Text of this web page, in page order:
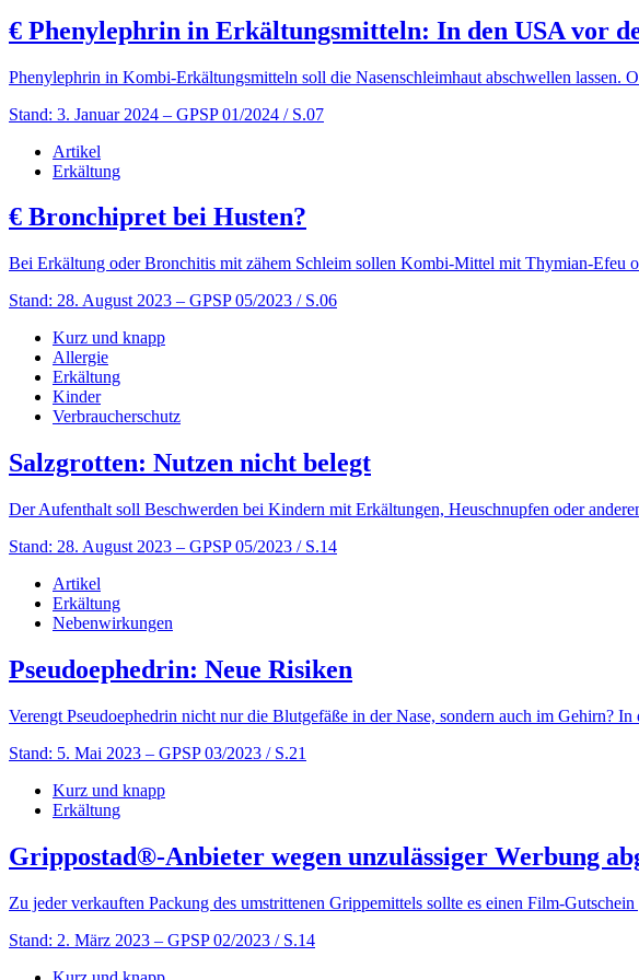
€ Phenylephrin in Erkältungsmitteln: In den USA vor
Phenylephrin in Kombi-Erkältungsmitteln soll die Nasenschleimhaut abschwellen lassen.
Stand: 3. Januar 2024 – GPSP 01/2024 / S.07
Artikel
Erkältung
€ Bronchipret bei Husten?
Bei Erkältung oder Bronchitis mit zähem Schleim sollen Kombi-Mittel mit Thymian-Efeu
Stand: 28. August 2023 – GPSP 05/2023 / S.06
Kurz und knapp
Allergie
Erkältung
Kinder
Verbraucherschutz
Salzgrotten: Nutzen nicht belegt
Der Aufenthalt soll Beschwerden bei Kindern mit Erkältungen, Heuschnupfen oder
Stand: 28. August 2023 – GPSP 05/2023 / S.14
Artikel
Erkältung
Nebenwirkungen
Pseudoephedrin: Neue Risiken
Verengt Pseudoephedrin nicht nur die Blutgefäße in der Nase, sondern auch im Gehirn?
Stand: 5. Mai 2023 – GPSP 03/2023 / S.21
Kurz und knapp
Erkältung
Grippostad®-Anbieter wegen unzulässiger Werbung
Zu jeder verkauften Packung des umstrittenen Grippemittels sollte es einen Film-Gutschein
Stand: 2. März 2023 – GPSP 02/2023 / S.14